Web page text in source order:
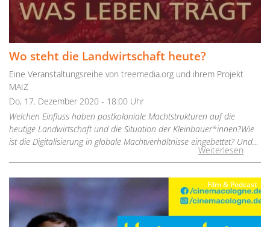
Wo steht die Landwirtschaft heute?
Eine Veranstaltungsreihe von treemedia.org und ihrem Projekt
MAIZ
Do, 17. Dezember 2020 - 18:00 Uhr
Welchen Einfluss haben postkoloniale Machtstrukturen auf die
heutige Landwirtschaft und die Situation der Kleinbauer*innen?Wie
ist die Digitalisierung in globale Machtverhältnisse eingebettet? Und…
Weiterlesen
Film & Podcast